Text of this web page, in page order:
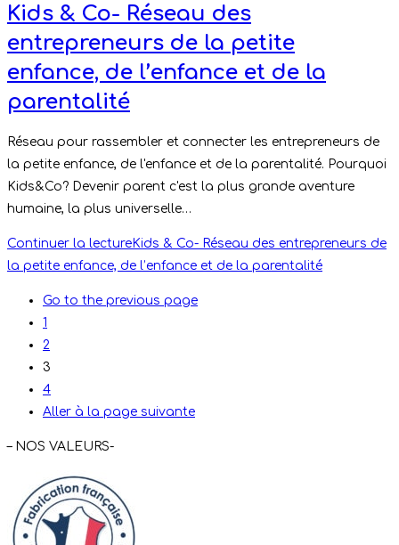
Kids & Co- Réseau des
entrepreneurs de la petite
enfance, de l’enfance et de la
parentalité
Réseau pour rassembler et connecter les entrepreneurs de
la petite enfance, de l'enfance et de la parentalité. Pourquoi
Kids&Co? Devenir parent c'est la plus grande aventure
humaine, la plus universelle…
Continuer la lectureKids & Co- Réseau des entrepreneurs de
la petite enfance, de l’enfance et de la parentalité
Go to the previous page
1
2
3
4
Aller à la page suivante
– NOS VALEURS-